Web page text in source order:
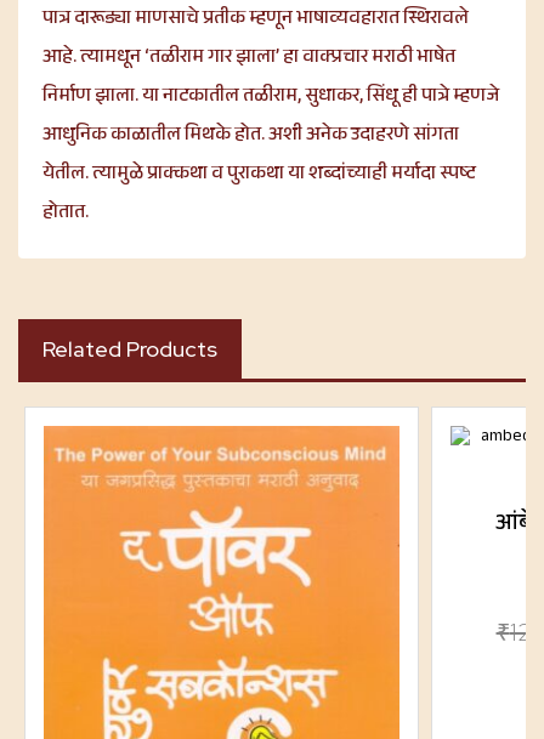
पात्र दारूड्या माणसाचे प्रतीक म्हणून भाषाव्यवहारात स्थिरावले
आहे. त्यामधून ‘तळीराम गार झाला’ हा वाक्प्रचार मराठी भाषेत
निर्माण झाला. या नाटकातील तळीराम, सुधाकर, सिंधू ही पात्रे म्हणजे
आधुनिक काळातील मिथके होत. अशी अनेक उदाहरणे सांगता
येतील. त्यामुळे प्राक्कथा व पुराकथा या शब्दांच्याही मर्यादा स्पष्ट
होतात.
Related Products
₹